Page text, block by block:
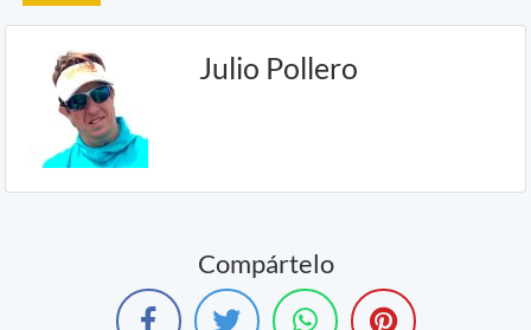
Julio Pollero
Compártelo